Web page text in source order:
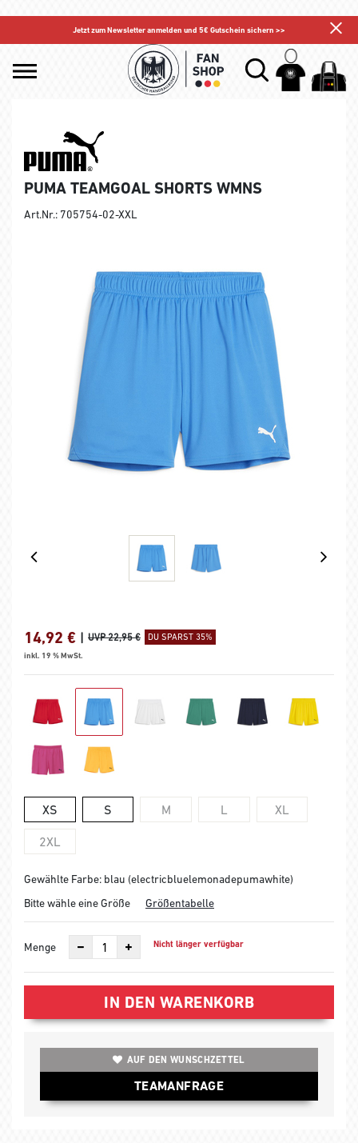
Jetzt zum Newsletter anmelden und 5€ Gutschein sichern >>
PUMA TEAMGOAL SHORTS WMNS
Art.Nr.: 705754-02-XXL
14,92 € | UVP 22,95 € DU SPARST 35%
inkl. 19 % MwSt.
XS S M L XL
2XL
Gewählte Farbe: blau (electricbluelemonadepumawhite)
Bitte wähle eine Größe
Größentabelle
Menge Nicht länger verfügbar
IN DEN WARENKORB
AUF DEN WUNSCHZETTEL
TEAMANFRAGE